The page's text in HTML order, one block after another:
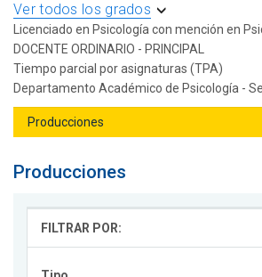
Ver todos los grados
Licenciado en Psicología con mención en
DOCENTE ORDINARIO - PRINCIPAL
Tiempo parcial por asignaturas (TPA)
Departamento Académico de Psicología -
Producciones
FILTRAR POR: